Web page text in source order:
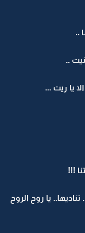
..
..
يا ريت ...
!!!
يا روح الروح